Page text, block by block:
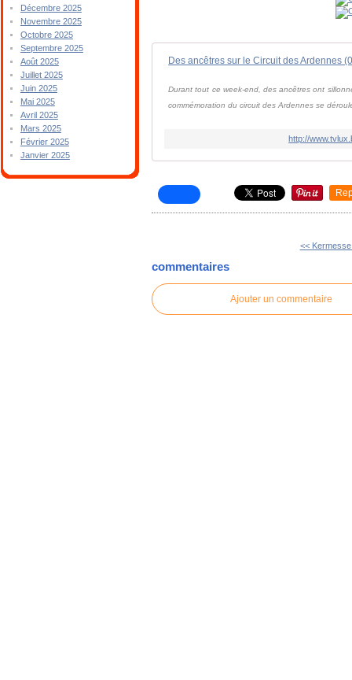
Décembre 2025
Novembre 2025
Octobre 2025
Septembre 2025
Août 2025
Juillet 2025
Juin 2025
Mai 2025
Avril 2025
Mars 2025
Février 2025
Janvier 2025
Des ancêtres sur le Circuit des Ardennes
Durant tout ce week-end, des ancêtres ont
commémoration du circuit des Ardennes se
http://
<<
commentaires
Ajouter un commentaire